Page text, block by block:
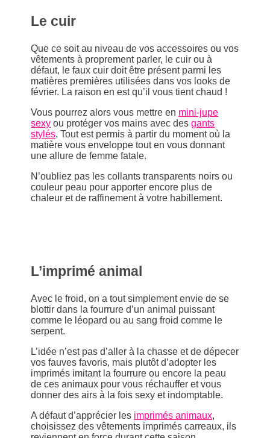
Le cuir
Que ce soit au niveau de vos accessoires ou vos
vêtements à proprement parler, le cuir ou à
défaut, le faux cuir doit être présent parmi les
matières premières utilisées dans vos looks de
février. La raison en est qu’il vous tient chaud !
Vous pourrez alors vous mettre en mini-jupe
sexy ou protéger vos mains avec desgants
stylés. Tout est permis à partir du moment où la
matière vous enveloppe tout en vous donnant
une allure de femme fatale.
N’oubliez pas les collants transparents noirs ou
couleur peau pour apporter encore plus de
chaleur et de raffinement à votre habillement.
L’imprimé animal
Avec le froid, on a tout simplement envie de se
blottir dans la fourrure d’un animal puissant
comme le léopard ou au sang froid comme le
serpent.
L’idée n’est pas d’aller à la chasse et de dépecer
vos fauves favoris, mais plutôt d’adopter les
imprimés imitant la fourrure ou encore la peau
de ces animaux pour vous réchauffer et vous
donner des airs à la fois sexy et indomptable.
A défaut d’apprécier les imprimés animaux,
choisissez des vêtements imprimés carreaux, ils